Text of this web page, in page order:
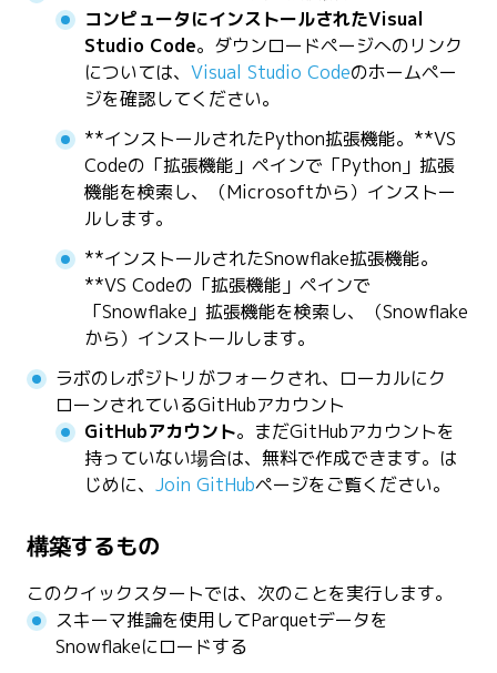
コンピュータにインストールされたVisual
Studio Code。ダウンロードページへのリンク
については、 Visual Studio Codeのホームペー
ジを確認してください。
**インストールされたPython拡張機能。**VS
Codeの「拡張機能」ペインで「Python」拡張
機能を検索し、（Microsoftから）インストー
ルします。
**インストールされたSnowflake拡張機能。
**VS Codeの「拡張機能」ペインで
「Snowflake」拡張機能を検索し、（Snowflake
から）インストールします。
ラボのレポジトリがフォークされ、ローカルにク
ローンされているGitHubアカウント
GitHubアカウント。まだGitHubアカウントを
持っていない場合は、無料で作成できます。は
じめに、 Join GitHubページをご覧ください。
構築するもの
このクイックスタートでは、次のことを実行します。
スキーマ推論を使用してParquetデータを
Snowflakeにロードする